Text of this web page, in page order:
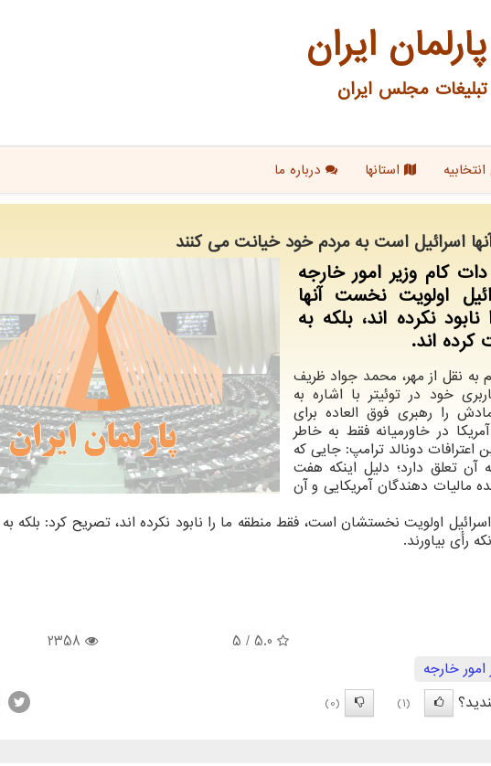
پارلمان ایران
تبلیغات مجلس ایران
استانها درباره ما
اسرائیل است به مردم خود خیانت می كنند
كام وزیر امور خارجه
اولویت نخست آنها
نكرده اند، بلكه به
اند.
به نقل از مهر، محمد جواد ظریف
خود در توئیتر با اشاره به
را رهبری فوق العاده برای
در خاورمیانه فقط به خاطر
دونالد ترامپ: جایی که
آن تعلق دارد؛ دلیل اینکه هفت
مالیات دهندگان آمریکایی و آن
اولویت نخستشان است، فقط منطقه ما را نابود نکرده اند، تصریح کرد: بلکه
رأی بیاورند.
5.0
/ 5
2358
امور خارجه
(1)
(0)